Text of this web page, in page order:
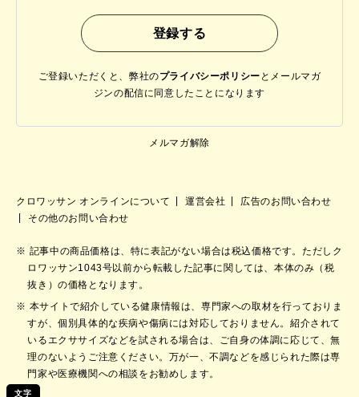
文字
ご登録いただくと、弊社のプライバシーポリシー と メールマガ
ジンの配信に同意したことになります
メルマガ解除
クロワッサン オンラインについて 運営会社
広告のお問い合わせ
その他のお問い合わせ
記事中の商品価格は、特に表記がない場合は税込価格です。ただしク
ロワッサン1043号以前から転載した記事に関しては、本体のみ（税
抜き）の価格となります。
本サイトで紹介している健康情報は、専門家への取材を行っておりま
すが、個別具体的な疾病や傷病には対応しておりません。紹介されて
いるエクササイズなどを試される場合は、ご自身の体調に応じて、無
理のないようご注意ください。万が一、不調などを感じられた際は専
門家や医療機関への相談をお勧めします。